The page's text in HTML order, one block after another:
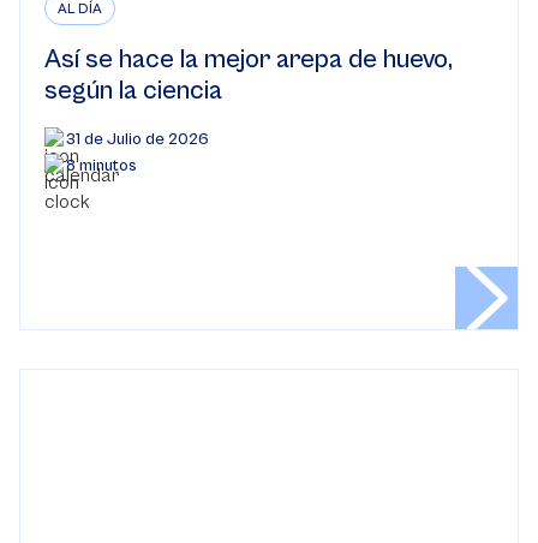
AL DÍA
Así se hace la mejor arepa de huevo,
según la ciencia
31 de Julio de 2026
8 minutos